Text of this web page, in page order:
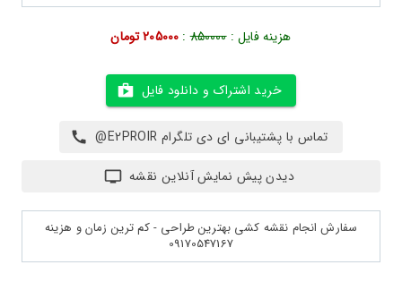
هزینه فایل :850000
: 205000 تومان
خرید اشتراک و دانلود فایل
تماس با پشتیبانی ای دی تلگرام E2PROIR@
دیدن پیش نمایش آنلاین نقشه
سفارش انجام نقشه کشی بهترین طراحی - کم ترین زمان و هزینه
09170547167